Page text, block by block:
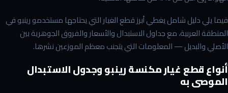
فيما يلي دليل شامل يغطي أبرز قطع الغيار التي يحتاجها مستخدمو رينبو في
المنطقة العربية، مع جداول الاستبدال والأسعار والفروق الجوهرية بين
الأصلي والبديل — المعلومات التي يتجنب معظم الموزعين نشرها.
أنواع قطع غيار مكنسة رينبو وجدول الاستبدال
الموصى به